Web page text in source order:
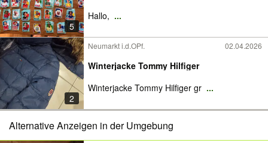
5
Hallo, ...
2
Neumarkt i.d.OPf. 02.04.2026
Winterjacke Tommy Hilfiger
Winterjacke Tommy Hilfiger gr ...
Alternative Anzeigen in der Umgebung